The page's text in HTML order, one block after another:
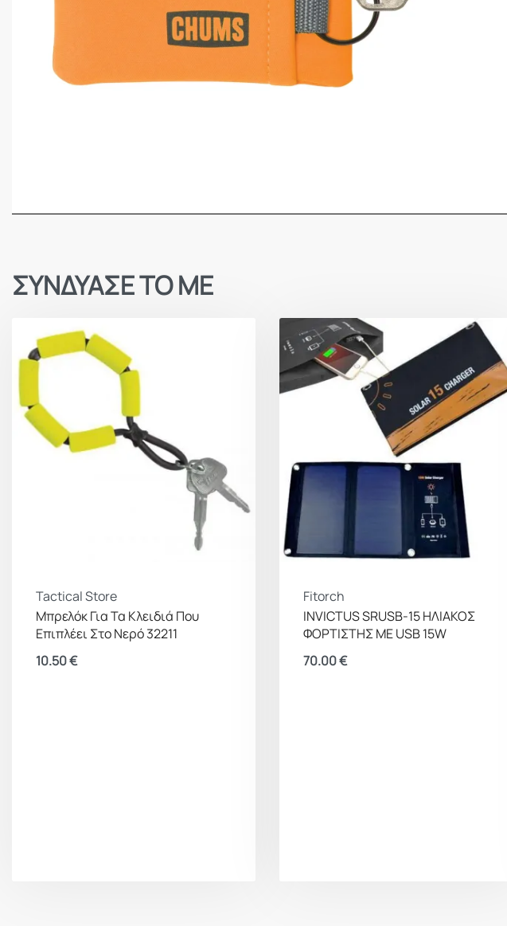
ΣΥΝΔΥΑΣΕ ΤΟ ΜΕ
Tactical Store
Μπρελόκ Για Τα Κλειδιά Που
Επιπλέει Στο Νερό 32211
10.50€
Fitorch
INVICTUS SRUSB-15 ΗΛΙΑΚΟΣ
ΦΟΡΤΙΣΤΗΣ ΜΕ USB 15W
70.00€